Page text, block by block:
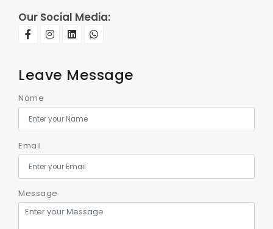
Our Social Media:
Leave Message
Name
Email
Message